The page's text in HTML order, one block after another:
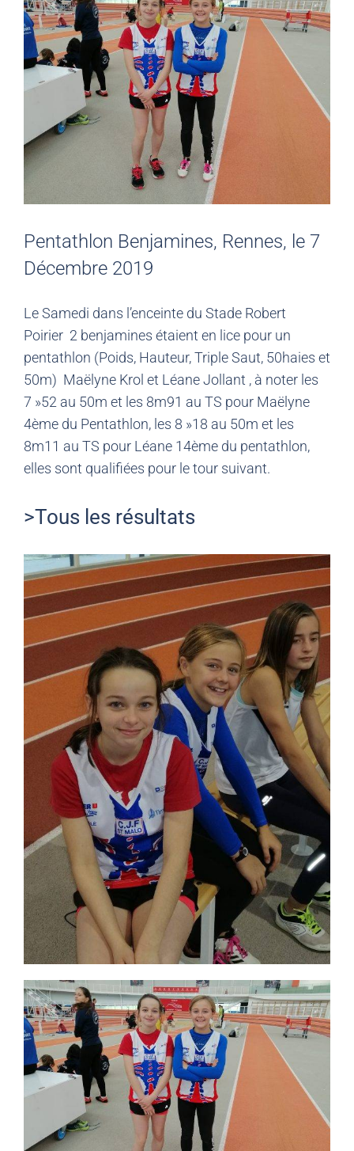
Pentathlon Benjamines, Rennes, le 7
Décembre 2019
Le Samedi dans l’enceinte du Stade Robert
Poirier 2 benjamines étaient en lice pour un
pentathlon (Poids, Hauteur, Triple Saut, 50haies et
50m) Maëlyne Krol et Léane Jollant , à noter les
7 »52 au 50m et les 8m91 au TS pour Maëlyne
4ème du Pentathlon, les 8 »18 au 50m et les
8m11 au TS pour Léane 14ème du pentathlon,
elles sont qualifiées pour le tour suivant.
>Tous les résultats